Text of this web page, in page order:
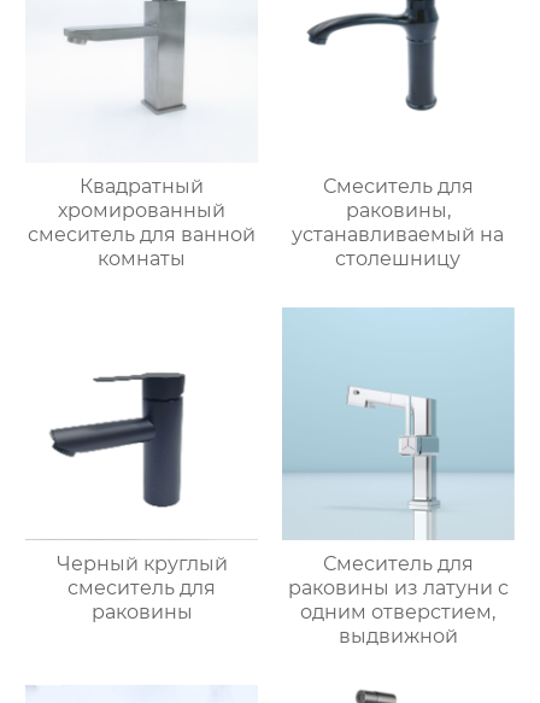
Квадратный
хромированный
смеситель для ванной
комнаты
Смеситель для
раковины,
устанавливаемый на
столешницу
Черный круглый
смеситель для
раковины
Смеситель для
раковины из латуни с
одним отверстием,
выдвижной